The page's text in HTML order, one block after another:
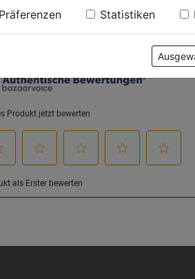
findest du in unserer
Präferenzen Statistiken